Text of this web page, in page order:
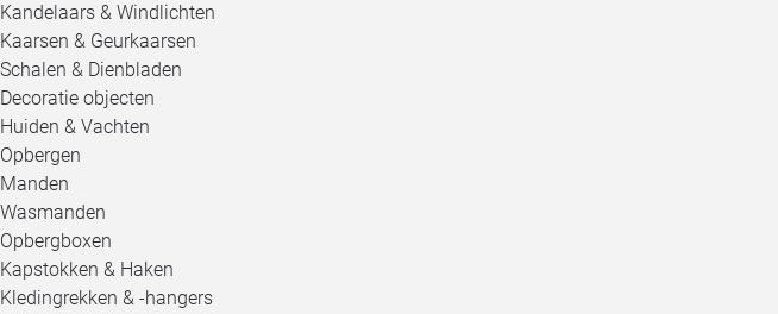
Kandelaars & Windlichten
Kaarsen & Geurkaarsen
Schalen & Dienbladen
Decoratie objecten
Huiden & Vachten
Opbergen
Manden
Wasmanden
Opbergboxen
Kapstokken & Haken
Kledingrekken & -hangers